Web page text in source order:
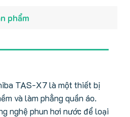
phẩm
TAS-X7 là một thiết bị
và làm phẳng quần áo.
nghệ phun hơi nước để loại